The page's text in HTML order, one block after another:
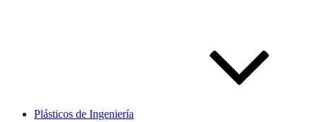
Plásticos de Ingeniería